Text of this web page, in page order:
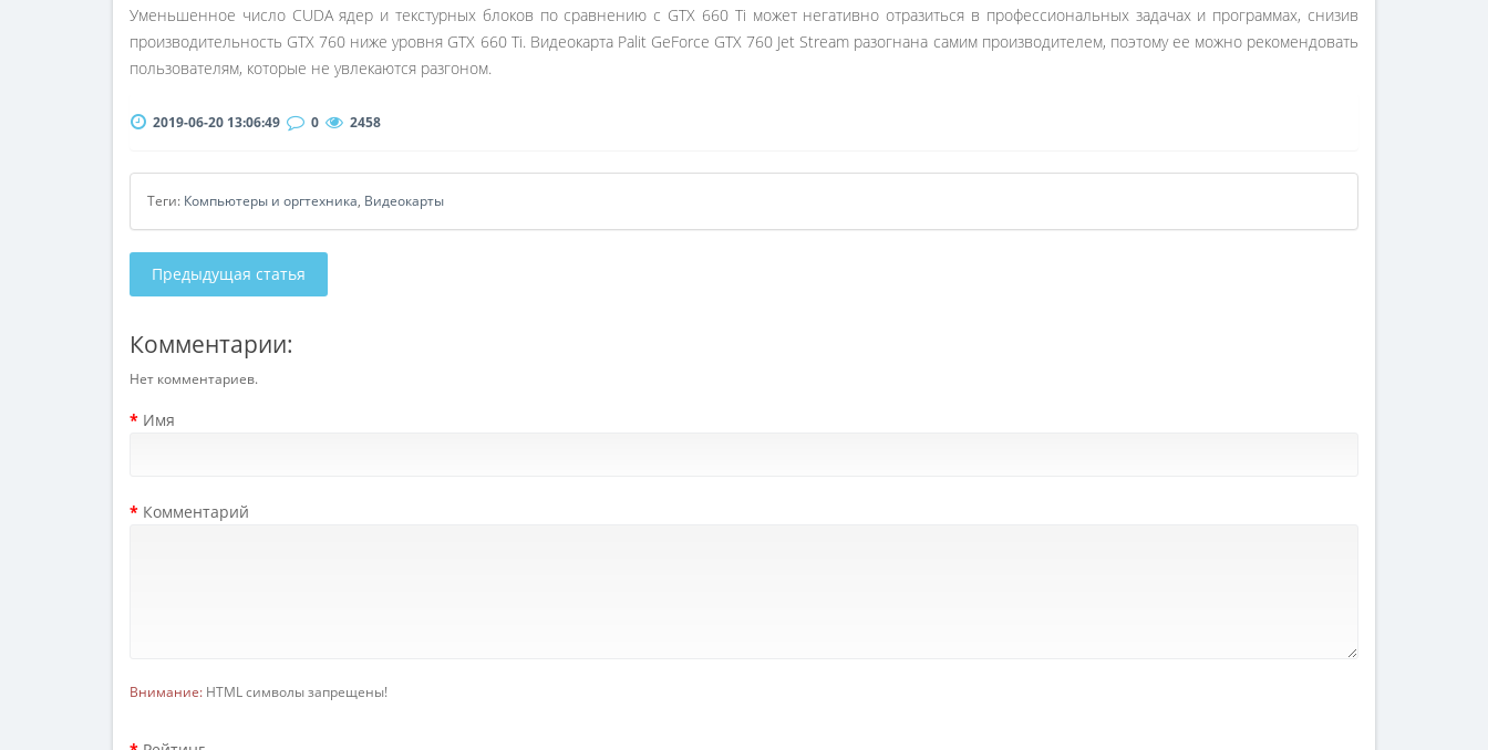
Уменьшенное число CUDA ядер и текстурных блоков по сравнению с GTX 660 Ti может негативно отразиться в профессиональных задачах и программах, снизив
производительность GTX 760 ниже уровня GTX 660 Ti. Видеокарта Palit GeForce GTX 760 Jet Stream разогнана самим производителем, поэтому ее можно рекомендовать
пользователям, которые не увлекаются разгоном.
2019-06-20 13:06:49 0 2458
Теги: Компьютеры и оргтехника, Видеокарты
Предыдущая статья
Комментарии:
Нет комментариев.
Имя
Комментарий
Внимание: HTML символы запрещены!